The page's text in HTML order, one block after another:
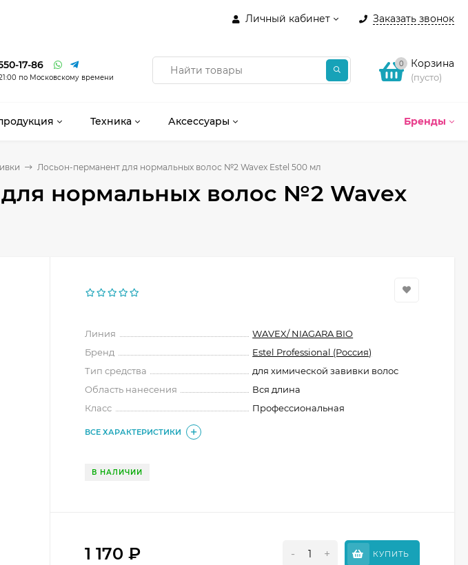
Личный кабинет Заказать звонок
17-86
по Московскому времени
0 Корзина
(пусто)
Бренды
Техника Аксессуары
Лосьон-перманент для нормальных волос №2 Wavex Estel 500 мл
нормальных волос №2 Wavex
Линия
WAVEX/ NIAGARA BIO
Бренд
Estel Professional (Россия)
Тип средства
для химической завивки волос
Область нанесения
Вся длина
Класс
Профессиональная
ВСЕ ХАРАКТЕРИСТИКИ
В НАЛИЧИИ
1 170₽ - + КУПИТЬ